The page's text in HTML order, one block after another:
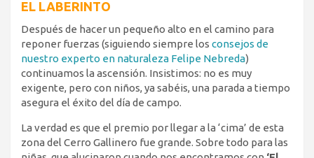
EL LABERINTO
Después de hacer un pequeño alto en el camino para
reponer fuerzas (siguiendo siempre los consejos de
nuestro experto en naturaleza Felipe Nebreda)
continuamos la ascensión. Insistimos: no es muy
exigente, pero con niños, ya sabéis, una parada a tiempo
asegura el éxito del día de campo.
La verdad es que el premio por llegar a la ‘cima’ de esta
zona del Cerro Gallinero fue grande. Sobre todo para las